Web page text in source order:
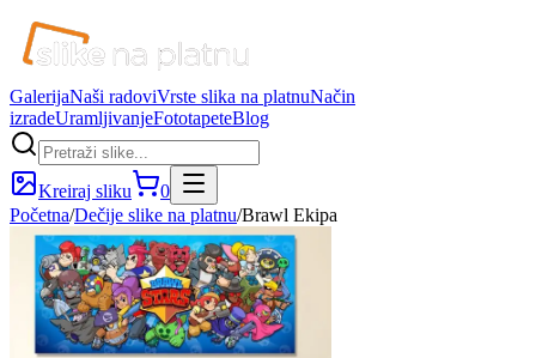
GalerijaNaši radoviVrste slika na platnuNačin
izradeUramljivanjeFototapeteBlog
Kreiraj sliku
0
Početna/Dečije slike na platnu/Brawl Ekipa